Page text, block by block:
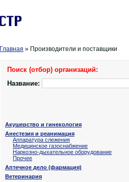
Главная » Производители и поставщики
Поиск (отбор) организаций:
Название:
Акушерство и гинекология
Анестезия и реанимация
Аппаратура слежения
Медицинское газоснабжение
Наркозно-дыхательное оборудование
Прочее
Аптечное дело (фармация)
Ветеринария